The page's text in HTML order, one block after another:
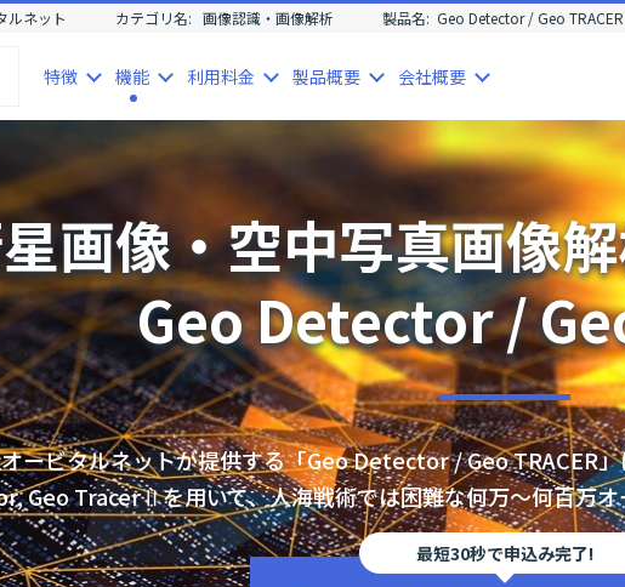
ルネット カテゴリ名: 画像認識・画像解析 製品名: Geo Detector / Geo TRACER
特徴 機能 利用料金 製品概要 会社概要
画像・空中写真画像
Geo Detector /
ービタルネットが提供する「Geo Detector / Geo TRACER
Geo TracerⅡを用いて、人海戦術では困難な何万～何百万オ
最短30秒で申込み完了!